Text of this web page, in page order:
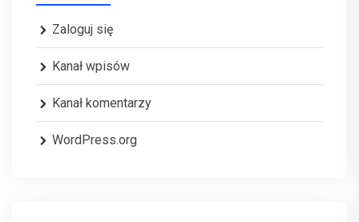
Zaloguj się
Kanał wpisów
Kanał komentarzy
WordPress.org